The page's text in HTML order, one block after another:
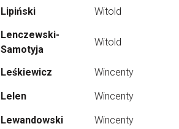
Lipiński Witold
Lenczewski-
Samotyja
Witold
Leśkiewicz Wincenty
Lelen Wincenty
Lewandowski Wincenty